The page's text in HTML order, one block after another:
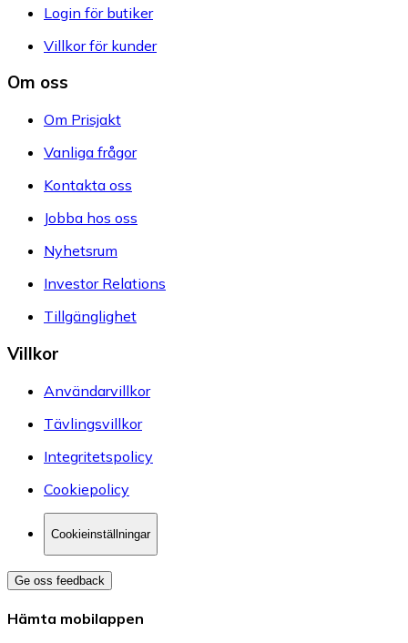
Login för butiker
Villkor för kunder
Om oss
Om Prisjakt
Vanliga frågor
Kontakta oss
Jobba hos oss
Nyhetsrum
Investor Relations
Tillgänglighet
Villkor
Användarvillkor
Tävlingsvillkor
Integritetspolicy
Cookiepolicy
Cookieinställningar
Ge oss feedback
Hämta mobilappen